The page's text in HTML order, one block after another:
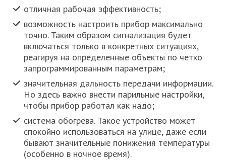
отличная рабочая эффективность;
возможность настроить прибор максимально
точно. Таким образом сигнализация будет
включаться только в конкретных ситуациях,
реагируя на определенные объекты по четко
запрограммированным параметрам;
значительная дальность передачи информации.
Но здесь важно внести парильные настройки,
чтобы прибор работал как надо;
система обогрева. Такое устройство может
спокойно использоваться на улице, даже если
бывают значительные понижения температуры
(особенно в ночное время).